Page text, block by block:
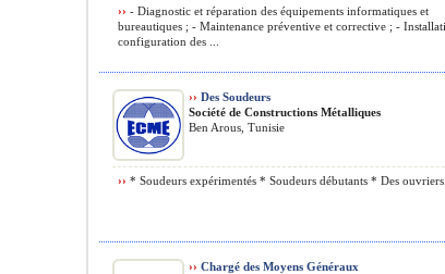
›› - Diagnostic et réparation des équipements informatiques et
bureautiques ; - Maintenance préventive et corrective ; -
configuration des ...
›› Des Soudeurs
Société de Constructions Métalliques
Ben Arous, Tunisie
›› * Soudeurs expérimentés * Soudeurs débutants * Des ouvriers
›› Chargé des Moyens Généraux